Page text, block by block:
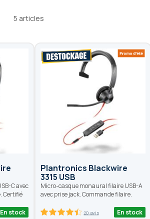
5 articles
C avec
Certifié
En stock
Plantronics Blackwire
3315 USB
Micro-casque monaural filaire USB-A
avec prise jack. Commande filaire.
20 avis En stock